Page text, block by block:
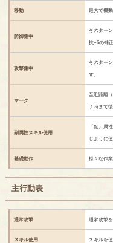
移動 最大で機
防御集中
そのター
抗+6の補
攻撃集中
そのター
す。
マーク
至近距離
了時まで
副属性スキル使用
『副』属
じように
基礎動作 様々な作
主行動表
通常攻撃 通常攻撃を
スキル使用 スキルを